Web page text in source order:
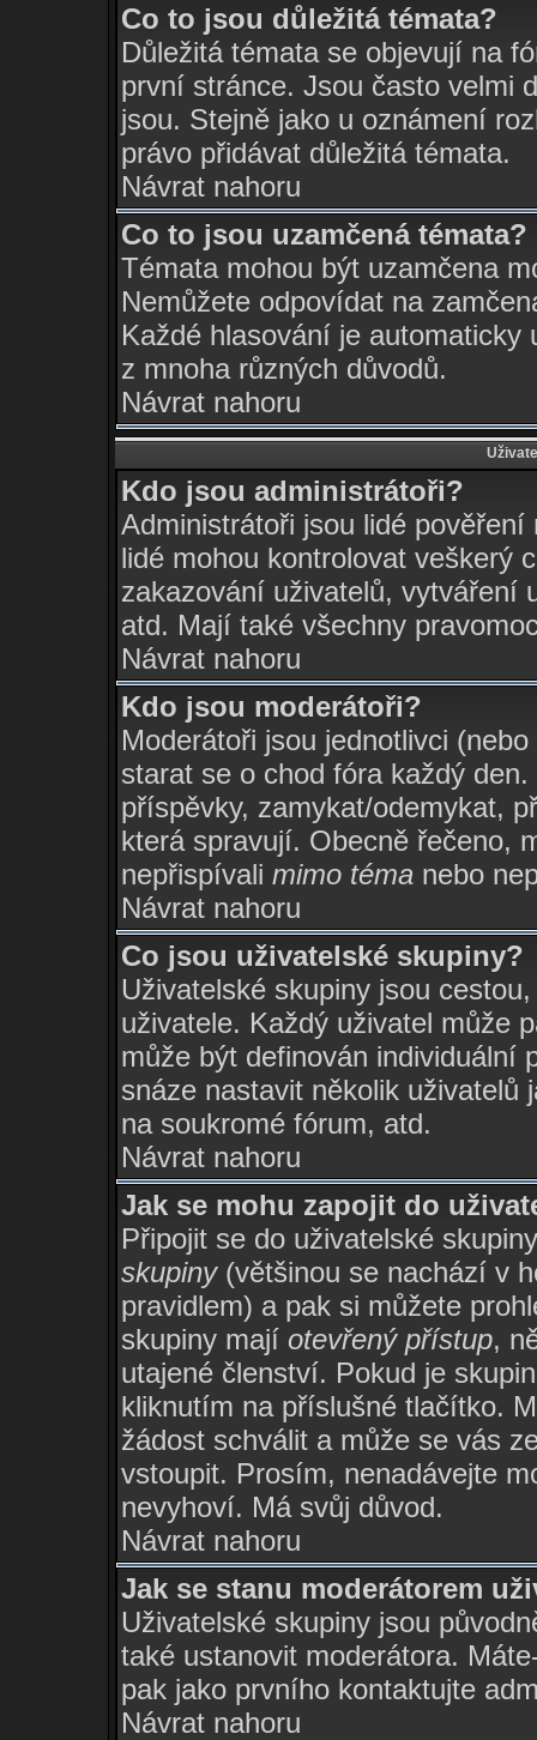
Co to jsou důležitá témata?
Důležitá témata se objevují na
první stránce. Jsou často velmi
jsou. Stejně jako u oznámení
právo přidávat důležitá témata.
Návrat nahoru
Co to jsou uzamčená témata?
Témata mohou být uzamčena
Nemůžete odpovídat na
Každé hlasování je
z mnoha různých důvodů.
Návrat nahoru
Kdo jsou administrátoři?
Administrátoři jsou lidé
lidé mohou kontrolovat veškerý
zakazování uživatelů, vytváření
atd. Mají také všechny
Návrat nahoru
Kdo jsou moderátoři?
Moderátoři jsou jednotlivci
starat se o chod fóra každý
příspěvky, zamykat/odemykat,
která spravují. Obecně řečeno,
nepřispívali mimo téma nebo
Návrat nahoru
Co jsou uživatelské skupiny?
Uživatelské skupiny jsou
uživatele. Každý uživatel může
může být definován individuální
snáze nastavit několik uživatelů
na soukromé fórum, atd.
Návrat nahoru
Jak se mohu zapojit do
Připojit se do uživatelské
skupiny(většinou se nachází v
pravidlem) a pak si můžete
skupiny mají otevřený přístup,
utajené členství. Pokud je
kliknutím na příslušné tlačítko.
žádost schválit a může se vás
vstoupit. Prosím, nenadávejte
nevyhoví. Má svůj důvod.
Návrat nahoru
Jak se stanu moderátorem
Uživatelské skupiny jsou
také ustanovit moderátora.
pak jako prvního kontaktujte
Návrat nahoru